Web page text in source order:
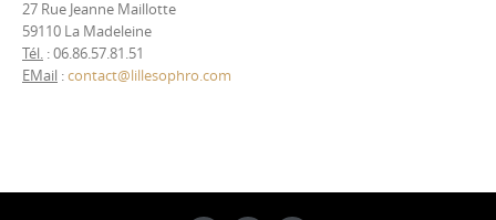
27 Rue Jeanne Maillotte
59110 La Madeleine
Tél. : 06.86.57.81.51
EMail :contact@lillesophro.com